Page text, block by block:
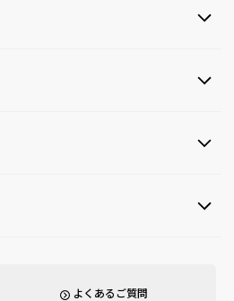
よくあるご質問